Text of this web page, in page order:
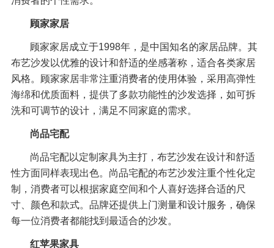
顾家家居
顾家家居成立于1998年，是中国知名的家居品牌。其
布艺沙发以优雅的设计和舒适的坐感著称，适合各类家居
风格。顾家家居非常注重消费者的使用体验，采用高弹性
海绵和优质面料，提供了多款功能性的沙发选择，如可拆
洗和可调节的设计，满足不同家庭的需求。
尚品宅配
尚品宅配以定制家具为主打，布艺沙发在设计和舒适
性方面同样表现出色。尚品宅配的布艺沙发注重个性化定
制，消费者可以根据家庭空间和个人喜好选择合适的尺
寸、颜色和款式。品牌还提供上门测量和设计服务，确保
每一位消费者都能找到最适合的沙发。
红苹果家具